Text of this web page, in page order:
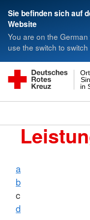
Sie befinden sich auf
Website
You are on the
use the switch to
in
a
b
c
d